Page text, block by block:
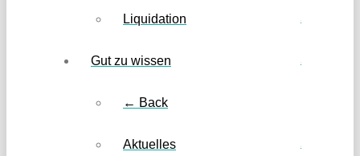
Liquidation
Gut zu wissen
← Back
Aktuelles